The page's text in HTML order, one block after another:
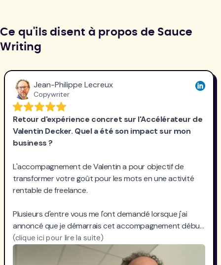
Ce qu'ils disent à propos de Sauce
Writing